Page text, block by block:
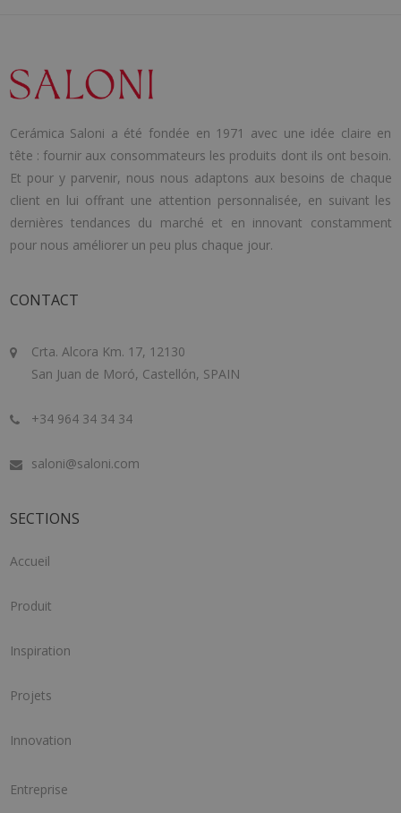
Cerámica Saloni a été fondée en 1971 avec une idée claire en
tête : fournir aux consommateurs les produits dont ils ont besoin.
Et pour y parvenir, nous nous adaptons aux besoins de chaque
client en lui offrant une attention personnalisée, en suivant les
dernières tendances du marché et en innovant constamment
pour nous améliorer un peu plus chaque jour.
CONTACT
Crta. Alcora Km. 17, 12130
San Juan de Moró, Castellón, SPAIN
+34 964 34 34 34
saloni@saloni.com
SECTIONS
Accueil
Produit
Inspiration
Projets
Innovation
Entreprise